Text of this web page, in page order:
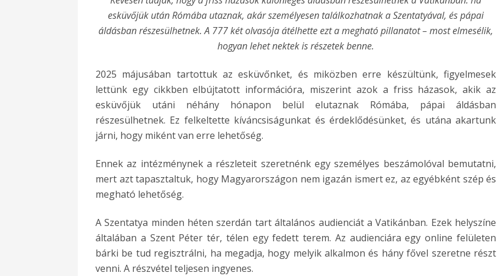
esküvőjük után Rómába utaznak, akár személyesen találkozhatnak a Szentatyával, és pápai
áldásban részesülhetnek. A 777 két olvasója átélhette ezt a megható pillanatot – most elmesélik,
hogyan lehet nektek is részetek benne.
2025 májusában tartottuk az esküvőnket, és miközben erre készültünk, figyelmesek
lettünk egy cikkben elbújtatott információra, miszerint azok a friss házasok, akik az
esküvőjük utáni néhány hónapon belül elutaznak Rómába, pápai áldásban
részesülhetnek. Ez felkeltette kíváncsiságunkat és érdeklődésünket, és utána akartunk
járni, hogy miként van erre lehetőség.
Ennek az intézménynek a részleteit szeretnénk egy személyes beszámolóval bemutatni,
mert azt tapasztaltuk, hogy Magyarországon nem igazán ismert ez, az egyébként szép és
megható lehetőség.
A Szentatya minden héten szerdán tart általános audienciát a Vatikánban. Ezek helyszíne
általában a Szent Péter tér, télen egy fedett terem. Az audienciára egy online felületen
bárki be tud regisztrálni, ha megadja, hogy melyik alkalmon és hány fővel szeretne részt
venni. A részvétel teljesen ingyenes.